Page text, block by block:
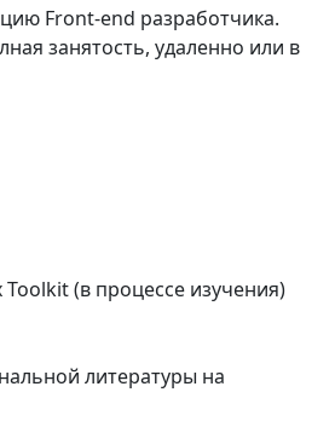
Front-end разработчика.
занятость, удаленно или в
Toolkit (в процессе изучения)
литературы на